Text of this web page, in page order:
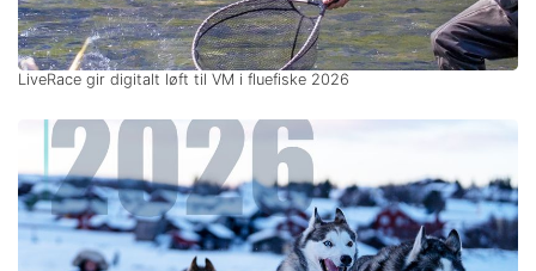
LiveRace gir digitalt løft til VM i fluefiske 2026